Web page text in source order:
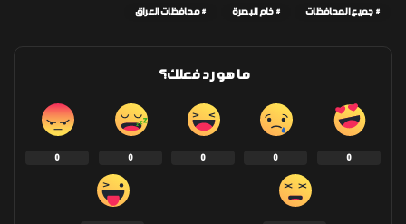
جميع المحافظات خام البصرة محافظات العراق
ما هو رد فعلك؟
0
0
0
0
0